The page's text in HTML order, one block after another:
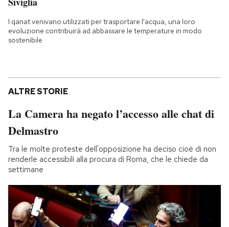
I qanat venivano utilizzati per trasportare l'acqua, una loro
evoluzione contribuirà ad abbassare le temperature in modo
sostenibile
ALTRE STORIE
La Camera ha negato l’accesso alle chat di
Delmastro
Tra le molte proteste dell'opposizione ha deciso cioè di non
renderle accessibili alla procura di Roma, che le chiede da
settimane